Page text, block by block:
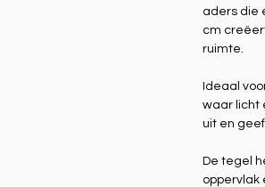
aders die
cm
ruimte.
Ideaal
waar licht
uit en
De tegel
oppervlak